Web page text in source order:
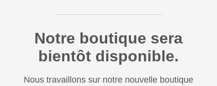
Notre boutique sera
bientôt disponible.
Nous travaillons sur notre nouvelle boutique